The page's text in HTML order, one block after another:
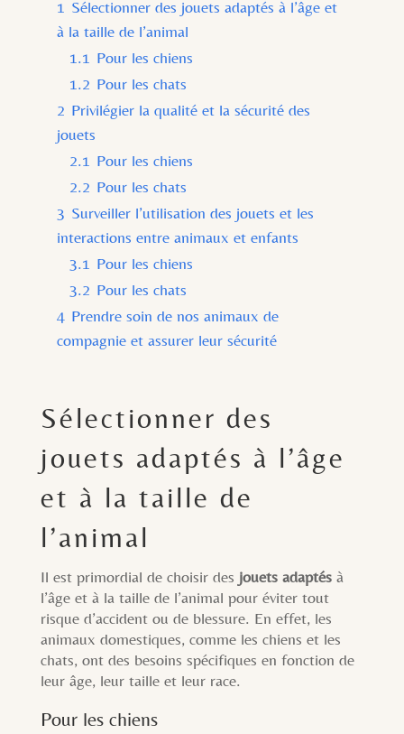
1 Sélectionner des jouets adaptés à l’âge et
à la taille de l’animal
1.1 Pour les chiens
1.2 Pour les chats
2 Privilégier la qualité et la sécurité des
jouets
2.1 Pour les chiens
2.2 Pour les chats
3 Surveiller l’utilisation des jouets et les
interactions entre animaux et enfants
3.1 Pour les chiens
3.2 Pour les chats
4 Prendre soin de nos animaux de
compagnie et assurer leur sécurité
Sélectionner des
jouets adaptés à l’âge
et à la taille de
l’animal
Il est primordial de choisir des jouets adaptésà
l’âge et à la taille de l’animal pour éviter tout
risque d’accident ou de blessure. En effet, les
animaux domestiques, comme les chiens et les
chats, ont des besoins spécifiques en fonction de
leur âge, leur taille et leur race.
Pour les chiens